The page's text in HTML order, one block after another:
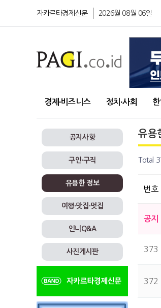
자카르타경제신문 2026월 08월 06일
경제∙비즈니스 정치∙사회
공지사항
구인∙구직
유용한 정보
여행∙맛집∙멋집
인니Q&A
사진게시판
유용
Total
번호
공지
373
372